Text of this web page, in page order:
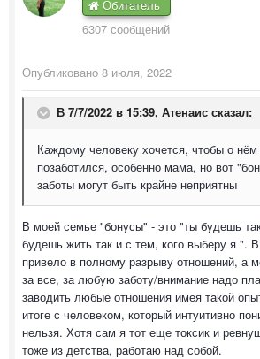
Обитатель
6307 сообщений
Опубликовано 8 июля, 2022
В 7/7/2022 в 15:39, Атенаис сказал:
Каждому человеку хочется, чтобы о нём
позаботился, особенно мама, но вот
заботы могут быть крайне неприятны
В моей семье "бонусы" - это "ты будешь
будешь жить так и с тем, кого выберу я ".
привело в полному разрыву отношений, а
за все, за любую заботу/внимание надо
заводить любые отношения имея такой
итоге с человеком, который интуитивно
нельзя. Хотя сам я тот еще токсик и
тоже из детства, работаю над собой.